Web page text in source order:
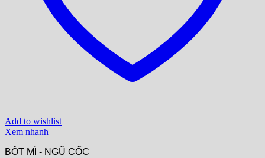
Add to wishlist
Xem nhanh
BỘT MÌ - NGŨ CỐC